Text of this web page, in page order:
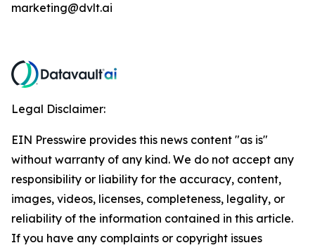
marketing@dvlt.ai
Legal Disclaimer:
EIN Presswire provides this news content "as is"
without warranty of any kind. We do not accept any
responsibility or liability for the accuracy, content,
images, videos, licenses, completeness, legality, or
reliability of the information contained in this article.
If you have any complaints or copyright issues